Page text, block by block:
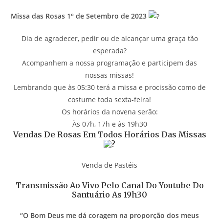
Missa das Rosas 1° de Setembro de 2023
Dia de agradecer, pedir ou de alcançar uma graça tão
esperada?
Acompanhem a nossa programação e participem das
nossas missas!
Lembrando que às 05:30 terá a missa e procissão como de
costume toda sexta-feira!
Os horários da novena serão:
Às 07h, 17h e às 19h30
Vendas De Rosas Em Todos Horários Das Missas
Venda de Pastéis
Transmissão Ao Vivo Pelo Canal Do Youtube Do
Santuário As 19h30
“O Bom Deus me dá coragem na proporção dos meus